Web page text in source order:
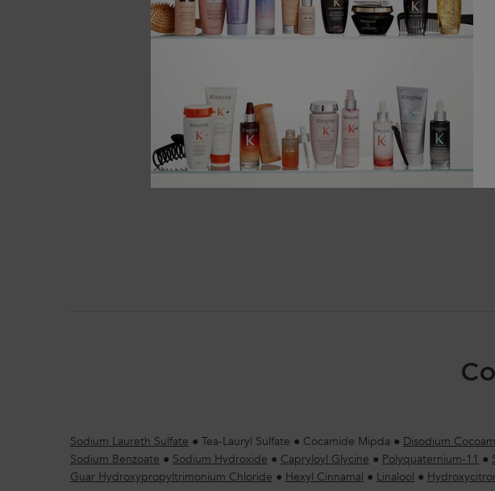
Sodium Laureth Sulfate ● Tea-Lauryl Sulfate ● Cocamide Mipda ● Disodium
Sodium Benzoate ● Sodium Hydroxide ● Capryloyl Glycine ● Polyquaternium-11 ●
Guar Hydroxypropyltrimonium Chloride ● Hexyl Cinnamal ● Linalool ●